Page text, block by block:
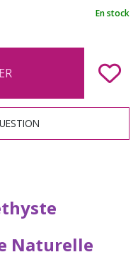
En stock
Naturelle